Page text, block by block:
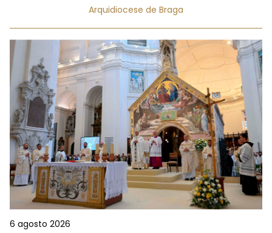
Arquidiocese de Braga
6 agosto 2026